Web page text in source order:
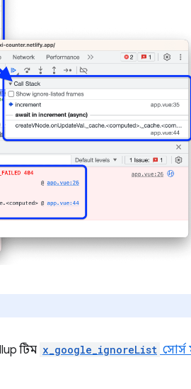
টিম x_google_ignoreList সোর্স